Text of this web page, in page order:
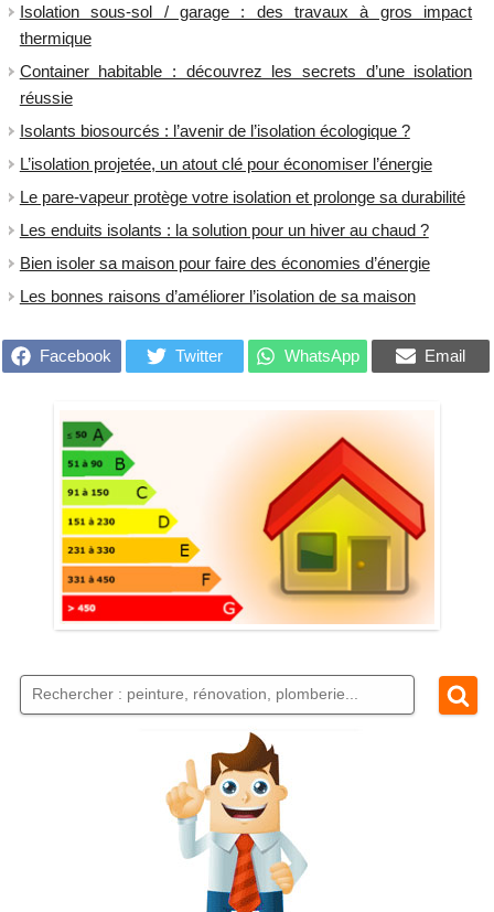
Isolation sous-sol / garage : des travaux à gros impact
thermique
Container habitable : découvrez les secrets d’une isolation
réussie
Isolants biosourcés : l’avenir de l’isolation écologique ?
L’isolation projetée, un atout clé pour économiser l’énergie
Le pare-vapeur protège votre isolation et prolonge sa durabilité
​Les enduits isolants : la solution pour un hiver au chaud ?
Bien isoler sa maison pour faire des économies d’énergie
Les bonnes raisons d’améliorer l’isolation de sa maison
Facebook Twitter WhatsApp Email